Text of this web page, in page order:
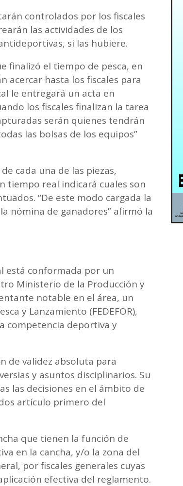
controlados por los fiscales
las actividades de los
si las hubiere.
finalizó el tiempo de pesca, en
acercar hasta los fiscales para
le entregará un acta en
los fiscales finalizan la tarea
serán quienes tendrán
las bolsas de los equipos”
cada una de las piezas,
tiempo real indicará cuales son
“De este modo cargada la
nómina de ganadores” afirmó la
está conformada por un
Ministerio de la Producción y
notable en el área, un
y Lanzamiento (FEDEFOR),
competencia deportiva y
de validez absoluta para
y asuntos disciplinarios. Su
las decisiones en el ámbito de
artículo primero del
que tienen la función de
en la cancha, y/o la zona del
por fiscales generales cuyas
efectiva del reglamento.